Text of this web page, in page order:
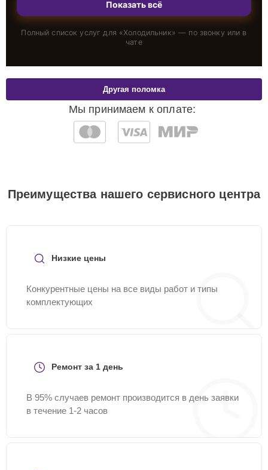
Показать всё
Полный список услуг для «Холодильник» — по звонку или в
чате
Мы принимаем к оплате:
Другая поломка
Преимущества нашего сервисного центра
Низкие цены
Конкурентные цены на все виды работ и типы
комплектующих
Ремонт за 1 день
В 95% случаев ремонт производится в день заявки
в течение 1-2 часов